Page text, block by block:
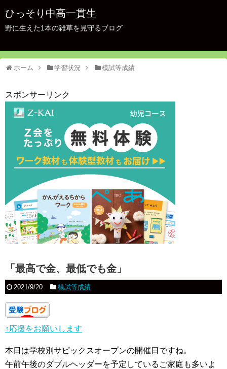
ひっそり中高一貫生
野に生えた1本の雑草を見守るブログ
ホーム 学習状況 模試等成績
スポンサーリンク
「最高で金、最低でも金」
2021/9/20 模試等成績
↑応援をお願いします
本日は学校別サピックスオープンの開催日ですね。
午前午後のダブルヘッダーを予定しているご家庭も多いよ